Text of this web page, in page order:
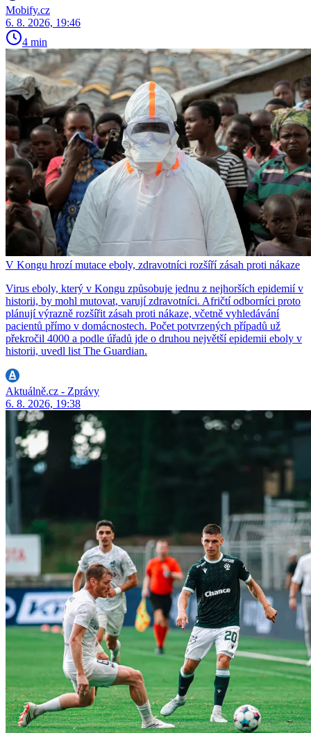
Mobify.cz
6. 8. 2026, 19:46
4 min
V Kongu hrozí mutace eboly, zdravotníci rozšíří zásah proti nákaze
Virus eboly, který v Kongu způsobuje jednu z nejhorších epidemií v
historii, by mohl mutovat, varují zdravotníci. Afričtí odborníci proto
plánují výrazně rozšířit zásah proti nákaze, včetně vyhledávání
pacientů přímo v domácnostech. Počet potvrzených případů už
překročil 4000 a podle úřadů jde o druhou největší epidemii eboly v
historii, uvedl list The Guardian.
Aktuálně.cz - Zprávy
6. 8. 2026, 19:38